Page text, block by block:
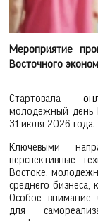
Мероприятие
Восточного
Стартовала
молодежный день
31 июля 2026 года.
Ключевыми
перспективные
Востоке,
среднего бизнеса,
Особое внимание
для